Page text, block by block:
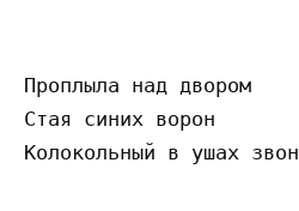
Проплыла над двором
Стая синих ворон
Колокольный в ушах звон